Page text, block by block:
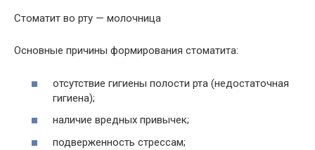
Стоматит во рту — молочница
Основные причины формирования стоматита:
отсутствие гигиены полости рта (недостаточная
гигиена);
наличие вредных привычек;
подверженность стрессам;